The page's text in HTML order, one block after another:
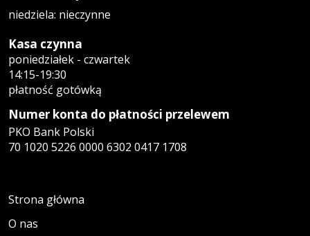
niedziela: nieczynne
Kasa czynna
poniedziałek - czwartek
14:15-19:30
płatność gotówką
Numer konta do płatności przelewem
PKO Bank Polski
70 1020 5226 0000 6302 0417 1708
Strona główna
O nas